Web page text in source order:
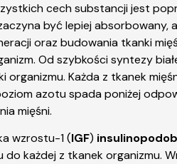
cech substancji jest
być lepiej absorbowany,
oraz budowania tkanki
Od szybkości syntezy
Każda z tkanek
azotu spada poniżej
mięśni.
wzrostu-1 (IGF)
każdej z tkanek organizmu.